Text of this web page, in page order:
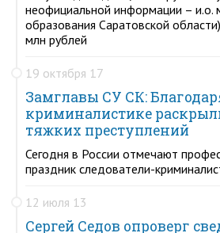
неофициальной информации – и.о.
образования Саратовской
млн рублей
19 октября 17
Замглавы СУ СК:
криминалистике
тяжких преступлений
Сегодня в России отмечают
праздник следователи-
12 июля 13
Сергей Седов опроверг